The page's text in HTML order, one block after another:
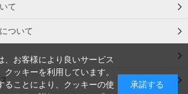
て
ついて
、お客様により良いサービス
ッキーを利用しています。
ることにより、クッキーの使
承諾する